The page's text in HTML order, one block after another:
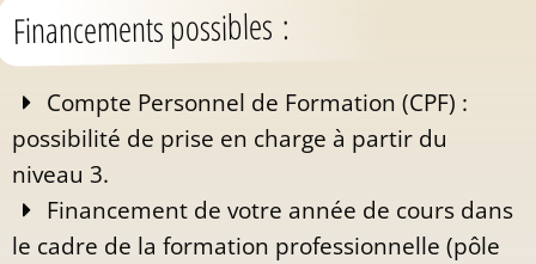
Financements possibles :
Compte Personnel de Formation (CPF) :
possibilité de prise en charge à partir du
niveau 3.
Financement de votre année de cours dans
le cadre de la formation professionnelle (pôle